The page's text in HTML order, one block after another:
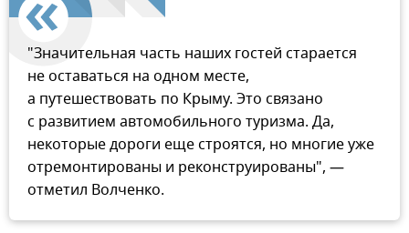
"Значительная часть наших гостей старается
не оставаться на одном месте,
а путешествовать по Крыму. Это связано
с развитием автомобильного туризма. Да,
некоторые дороги еще строятся, но многие уже
отремонтированы и реконструированы", —
отметил Волченко.